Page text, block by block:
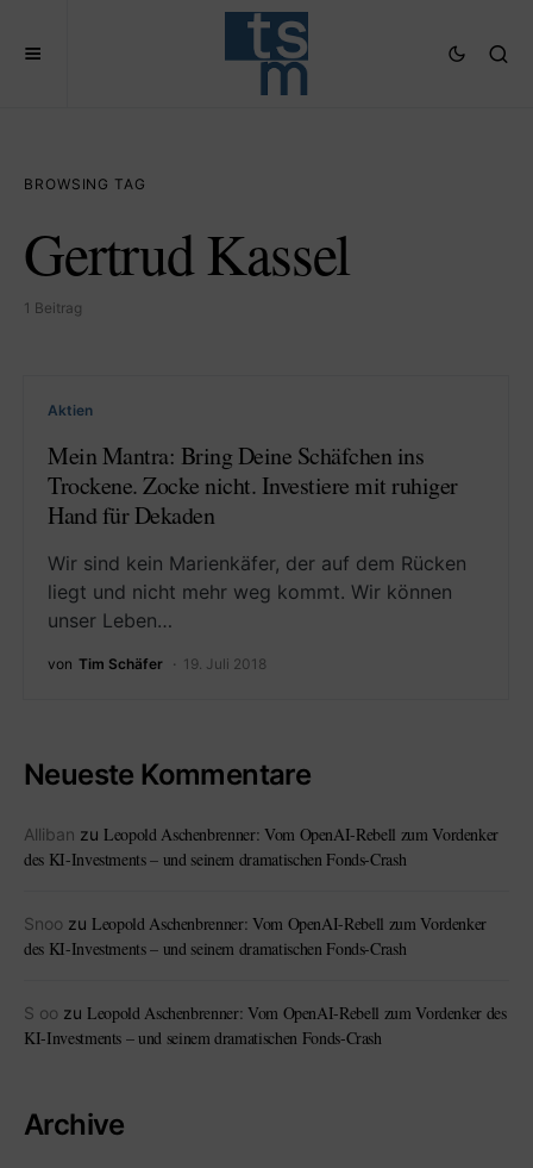
BROWSING TAG
Gertrud Kassel
1 Beitrag
Aktien
Mein Mantra: Bring Deine Schäfchen ins
Trockene. Zocke nicht. Investiere mit ruhiger
Hand für Dekaden
Wir sind kein Marienkäfer, der auf dem Rücken
liegt und nicht mehr weg kommt. Wir können
unser Leben…
von Tim Schäfer 19. Juli 2018
Neueste Kommentare
Alliban zu Leopold Aschenbrenner: Vom OpenAI-Rebell zum Vordenker
des KI-Investments – und seinem dramatischen Fonds-Crash
Snoo zu Leopold Aschenbrenner: Vom OpenAI-Rebell zum Vordenker
des KI-Investments – und seinem dramatischen Fonds-Crash
S oo zu Leopold Aschenbrenner: Vom OpenAI-Rebell zum Vordenker des
KI-Investments – und seinem dramatischen Fonds-Crash
Archive